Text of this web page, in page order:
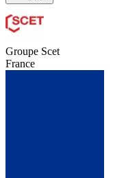
Groupe Scet
France